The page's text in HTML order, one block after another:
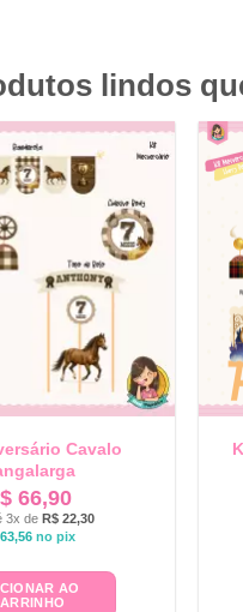
lindos
Cavalo
66,90
3x de R$22,30
63,56 no pix
AO